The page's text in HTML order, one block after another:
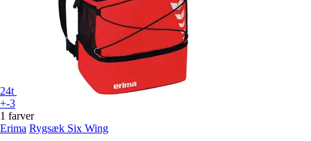
24t
+-3
1 farver
Erima Rygsæk Six Wing